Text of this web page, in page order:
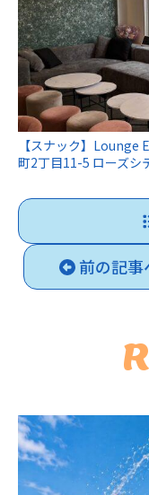
【スナック】Lounge
町2丁目11-5 ローズ
前の記事